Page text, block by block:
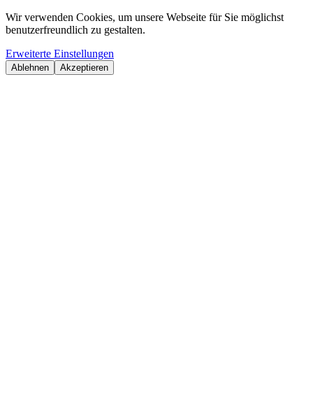
Wir verwenden Cookies, um unsere Webseite für Sie möglichst
benutzerfreundlich zu gestalten.
Erweiterte Einstellungen
Ablehnen Akzeptieren